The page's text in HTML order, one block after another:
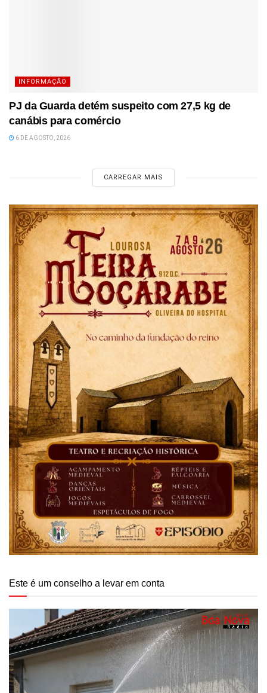
INFORMAÇÃO
PJ da Guarda detém suspeito com 27,5 kg de
canábis para comércio
6 DE AGOSTO, 2026
CARREGAR MAIS
Este é um conselho a levar em conta